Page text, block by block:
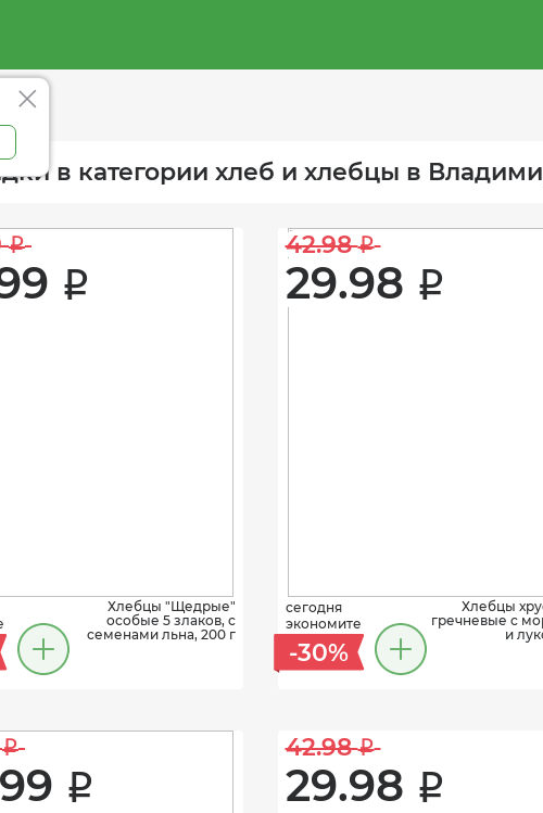
в категории хлеб и хлебцы в
i
i
Хлебцы "Щедрые"
особые 5 злаков, с
семенами льна, 200 г
42.98 i
29.98 i
сегодня
экономите
-30%
Хлебцы
гречневые с
и
i
i
42.98 i
29.98 i